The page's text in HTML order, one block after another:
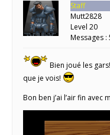
Staff
Mutt2828
Level 20
Messages :
Bien joué les
que je vois!
Bon ben j’ai l’air fin avec